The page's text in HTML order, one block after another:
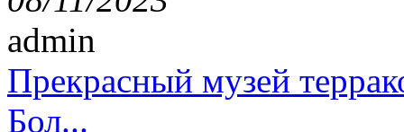
admin
Прекрасный музей
Бол...